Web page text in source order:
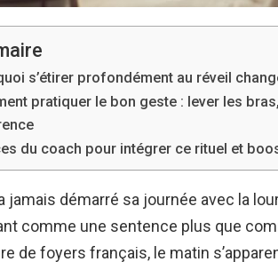
s’étirer profondément au réveil
pratiquer le bon geste : lever les
du coach pour intégrer ce rituel et
jamais démarré sa journée avec la
comme une sentence plus que
de foyers français, le matin